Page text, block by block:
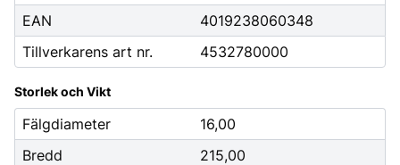
EAN
4019238060348
Tillverkarens art nr.
4532780000
Storlek och Vikt
Fälgdiameter
16,00
Bredd
215,00